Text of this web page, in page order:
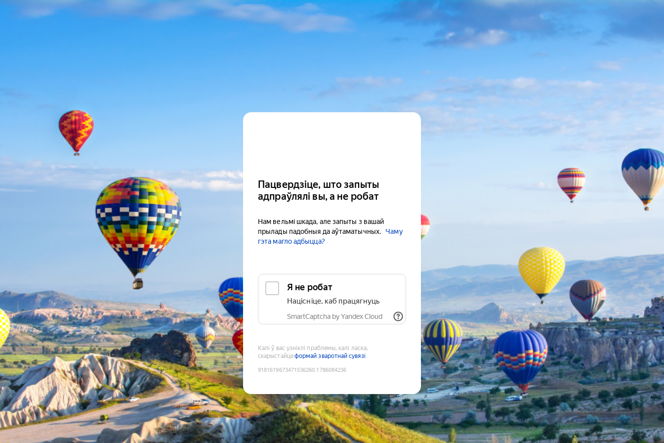
Пацвердзіце, што запыты
адпраўлялі вы, а не робат
Нам вельмі шкада, але запыты з вашай
прылады падобныя да аўтаматычных.
Чаму
гэта магло адбыцца?
Я не робат
Націсніце, каб працягнуць
SmartCaptcha by Yandex Cloud
Калі ў вас узніклі праблемы, калі ласка,
скарыстайцеформай зваротнай сувязі
9181619673471536260:1786084236